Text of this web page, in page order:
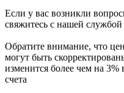
Если у вас возникли
свяжитесь с нашей
Обратите внимание, что
могут быть
изменится более чем на 3%
счета